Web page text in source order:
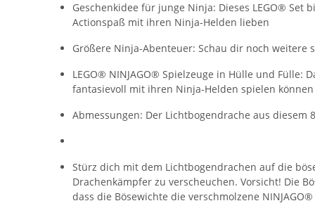
Geschenkidee für junge Ninja: Dieses LEGO® Set
Actionspaß mit ihren Ninja-Helden lieben
Größere Ninja-Abenteuer: Schau dir noch weitere
LEGO® NINJAGO® Spielzeuge in Hülle und
fantasievoll mit ihren Ninja-Helden spielen können
Abmessungen: Der Lichtbogendrache aus diesem
Stürz dich mit dem Lichtbogendrachen auf die
Drachenkämpfer zu verscheuchen. Vorsicht! Die
dass die Bösewichte die verschmolzene